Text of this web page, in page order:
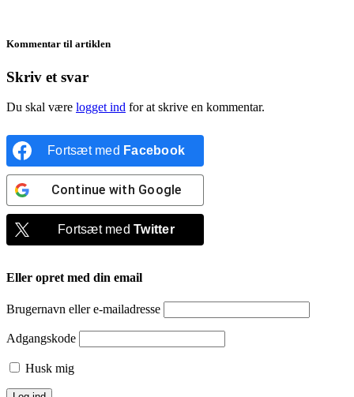
Kommentar til artiklen
Skriv et svar
Du skal være logget ind for at skrive en kommentar.
Fortsæt med Facebook
Continue with Google
Fortsæt medTwitter
Eller opret med din email
Brugernavn eller e-mailadresse
Adgangskode
Husk mig